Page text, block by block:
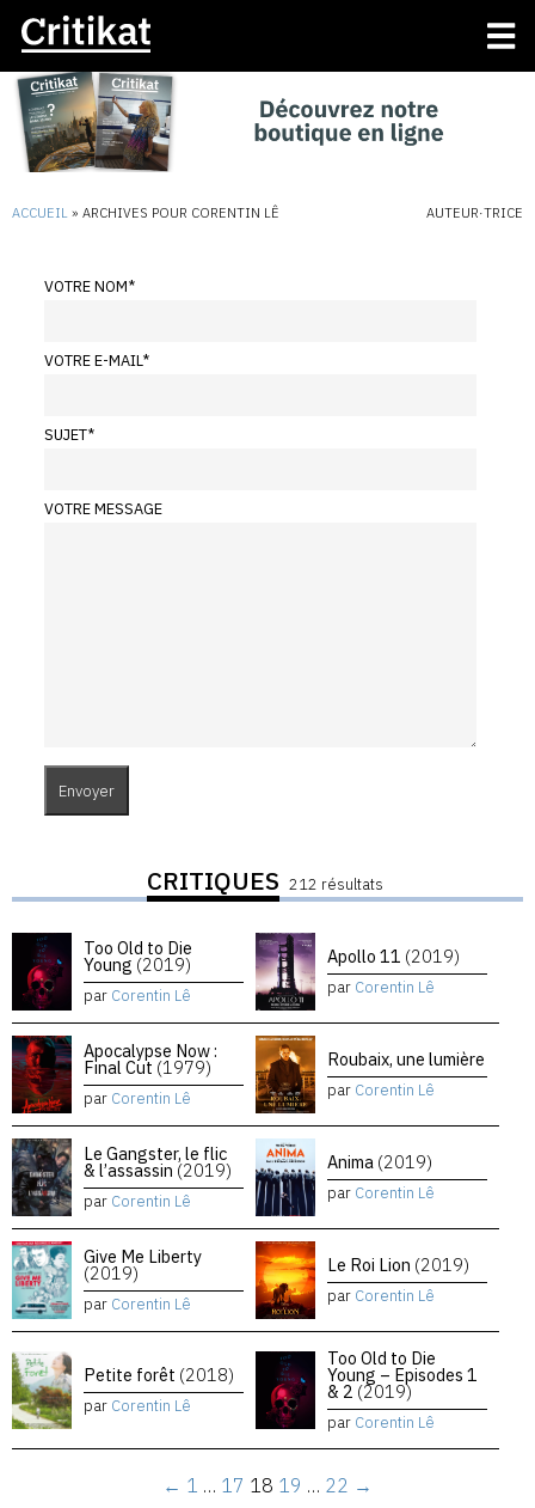
ACCUEIL » ARCHIVES POUR CORENTIN LÊ AUTEUR·TRICE
VOTRE NOM*
VOTRE E-MAIL*
SUJET*
VOTRE MESSAGE
CRITIQUES 212 résultats
Too Old to Die
Young (2019)
par Corentin Lê
Apollo 11 (2019)
par Corentin Lê
Apocalypse Now :
Final Cut (1979)
par Corentin Lê
Roubaix, une lumière
par Corentin Lê
Le Gangster, le flic
& l’assassin (2019)
par Corentin Lê
Anima (2019)
par Corentin Lê
Give Me Liberty
(2019)
par Corentin Lê
Le Roi Lion (2019)
par Corentin Lê
Petite forêt (2018)
par Corentin Lê
Too Old to Die
Young – Episodes 1
& 2 (2019)
par Corentin Lê
← 1 … 17 18 19 … 22 →